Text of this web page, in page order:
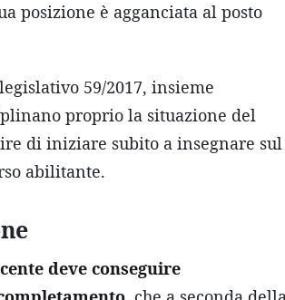
posizione è agganciata al posto
59/2017, insieme
proprio la situazione del
di iniziare subito a insegnare sul
abilitante.
deve conseguire